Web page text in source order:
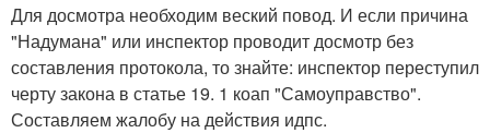
Для досмотра необходим веский повод. И если причина
"Надумана" или инспектор проводит досмотр без
составления протокола, то знайте: инспектор переступил
черту закона в статье 19. 1 коап "Самоуправство".
Составляем жалобу на действия идпс.